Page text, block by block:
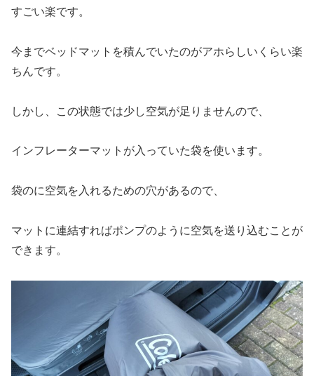
すごい楽です。
今までベッドマットを積んでいたのがアホらしいくらい楽
ちんです。
しかし、この状態では少し空気が足りませんので、
インフレーターマットが入っていた袋を使います。
袋のに空気を入れるための穴があるので、
マットに連結すればポンプのように空気を送り込むことが
できます。